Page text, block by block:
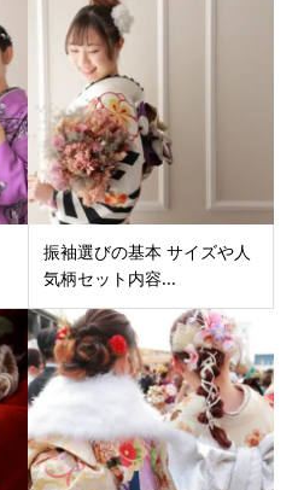
振袖選びの基本 サイズや人
気柄セット内容...